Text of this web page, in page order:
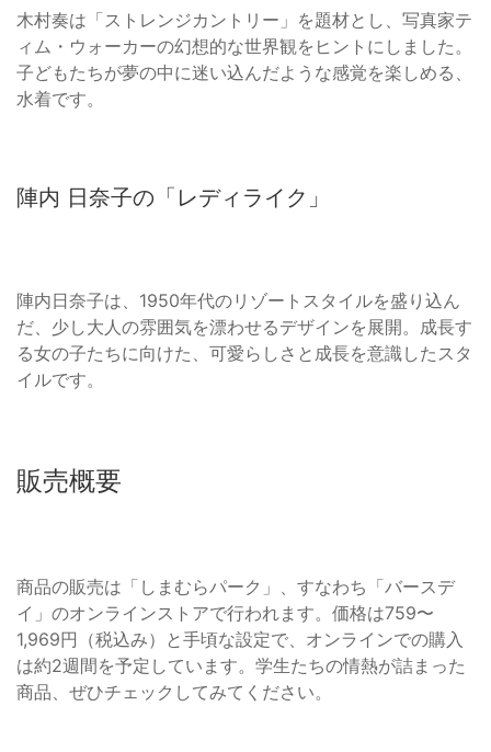
木村奏は「ストレンジカントリー」を題材とし、写真家テ
ィム・ウォーカーの幻想的な世界観をヒントにしました。
子どもたちが夢の中に迷い込んだような感覚を楽しめる、
水着です。
陣内 日奈子の「レディライク」
陣内日奈子は、1950年代のリゾートスタイルを盛り込ん
だ、少し大人の雰囲気を漂わせるデザインを展開。成長す
る女の子たちに向けた、可愛らしさと成長を意識したスタ
イルです。
販売概要
商品の販売は「しまむらパーク」、すなわち「バースデ
イ」のオンラインストアで行われます。価格は759〜
1,969円（税込み）と手頃な設定で、オンラインでの購入
は約2週間を予定しています。学生たちの情熱が詰まった
商品、ぜひチェックしてみてください。